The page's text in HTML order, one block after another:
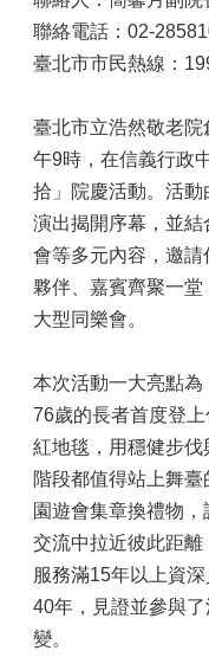
聯絡電話：02-
臺北市市民熱線：
臺北市立浩然敬老
午9時，在信義行政
拾」院慶活動。活
演出揭開序幕，並
會等多元內容，邀
夥伴、嘉賓齊聚一
大型同樂會。
本次活動一大亮點為
76歲的長者首度登
紅地毯，用穩健步
階段都值得站上舞
園遊會集章換禮物
交流中拉近彼此距
服務滿15年以上資
40年，見證並參與
變。